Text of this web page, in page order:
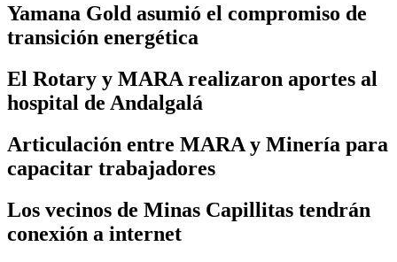
Yamana Gold asumió el compromiso de
transición energética
El Rotary y MARA realizaron aportes al
hospital de Andalgalá
Articulación entre MARA y Minería para
capacitar trabajadores
Los vecinos de Minas Capillitas tendrán
conexión a internet